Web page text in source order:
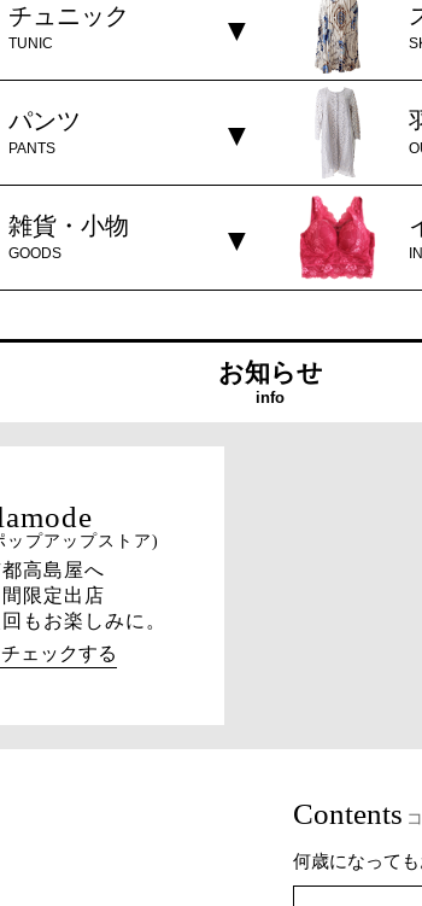
チュニック
TUNIC
パンツ
PANTS
雑貨・小物
GOODS
お知らせ
info
ップアップストア)
高島屋へ
限定出店
もお楽しみに。
ェックする
Contents
何歳になって